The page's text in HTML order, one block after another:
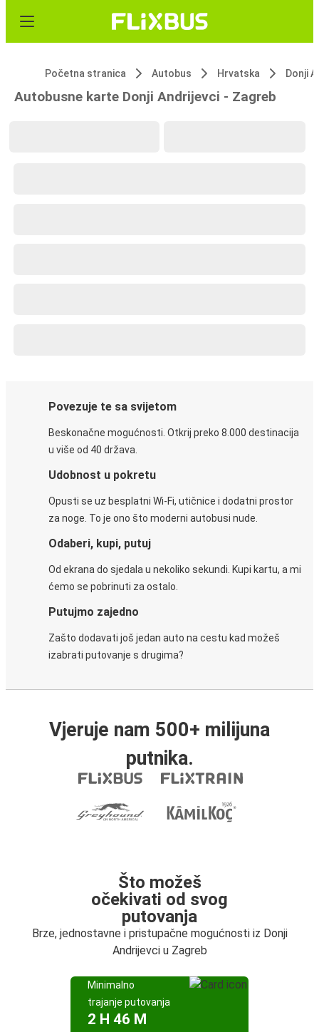
Početna stranica Autobus Hrvatska Donji
Autobusne karte Donji Andrijevci - Zagreb
Povezuje te sa svijetom
Beskonačne mogućnosti. Otkrij preko 8.000 destinacija
u više od 40 država.
Udobnost u pokretu
Opusti se uz besplatni Wi-Fi, utičnice i dodatni prostor
za noge. To je ono što moderni autobusi nude.
Odaberi, kupi, putuj
Od ekrana do sjedala u nekoliko sekundi. Kupi kartu, a mi
ćemo se pobrinuti za ostalo.
Putujmo zajedno
Zašto dodavati još jedan auto na cestu kad možeš
izabrati putovanje s drugima?
Vjeruje nam 500+ milijuna
putnika.
Što možeš
očekivati od svog
putovanja
Brze, jednostavne i pristupačne mogućnosti iz Donji
Andrijevci u Zagreb
Minimalno
trajanje putovanja
2 H 46 M